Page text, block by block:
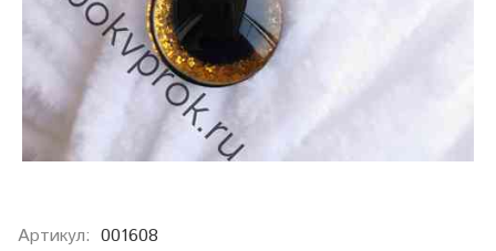
Артикул: 001608